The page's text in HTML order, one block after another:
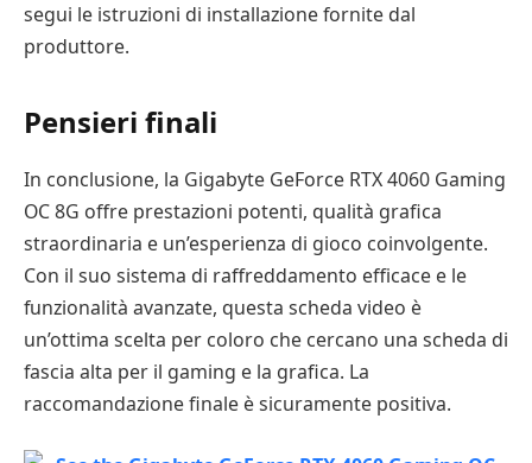
segui le istruzioni di installazione fornite dal
produttore.
Pensieri finali
In conclusione, la Gigabyte GeForce RTX 4060 Gaming
OC 8G offre prestazioni potenti, qualità grafica
straordinaria e un’esperienza di gioco coinvolgente.
Con il suo sistema di raffreddamento efficace e le
funzionalità avanzate, questa scheda video è
un’ottima scelta per coloro che cercano una scheda di
fascia alta per il gaming e la grafica. La
raccomandazione finale è sicuramente positiva.